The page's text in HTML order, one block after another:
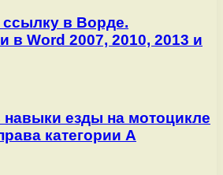
ссылку в Ворде.
в Word 2007, 2010, 2013 и
навыки езды на мотоцикле
категории А